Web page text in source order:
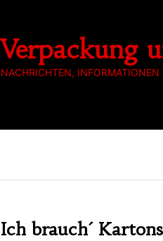
Verpackung
NACHRICHTEN, INFORMATIONEN
Ich brauch´